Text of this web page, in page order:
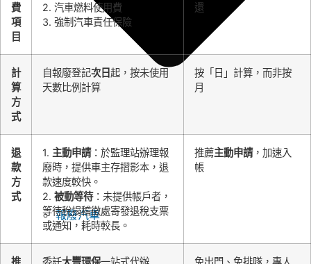
報廢汽車
費
項
目
2. 汽車燃料使用費
3. 強制汽車責任保險
還
計
算
方
式
自報廢登記次日起，按未使用
天數比例計算
按「日」計算，而非按
月
退
款
方
式
1. 主動申請：於監理站辦理報
廢時，提供車主存摺影本，退
款速度較快。
2. 被動等待：未提供帳戶者，
等待稅捐稽徵處寄發退稅支票
或通知，耗時較長。
推薦主動申請，加速入
帳
推
委託大豐環保一站式代辦
免出門、免排隊，專人